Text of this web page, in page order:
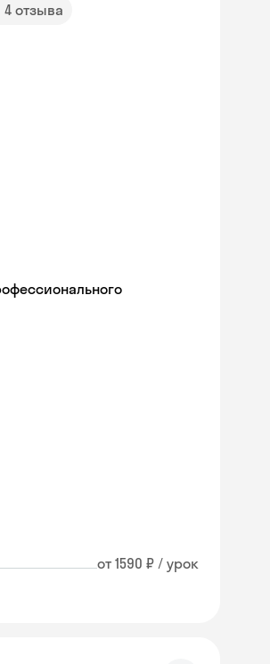
4 отзыва
от 1590 ₽ / урок